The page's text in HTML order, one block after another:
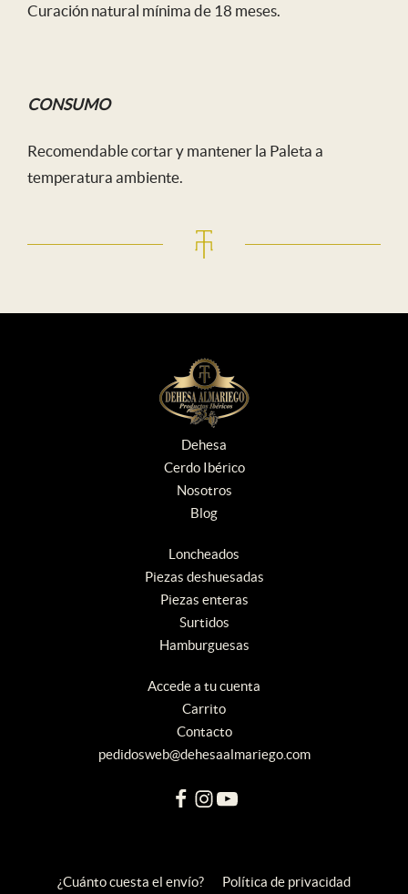
Curación natural mínima de 18 meses.
CONSUMO
Recomendable cortar y mantener la Paleta a
temperatura ambiente.
Dehesa
Cerdo Ibérico
Nosotros
Blog
Loncheados
Piezas deshuesadas
Piezas enteras
Surtidos
Hamburguesas
Accede a tu cuenta
Carrito
Contacto
pedidosweb@dehesaalmariego.com
¿Cuánto cuesta el envío? Política de privacidad